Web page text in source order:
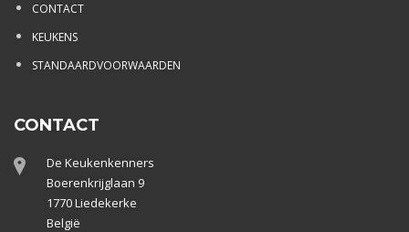
CONTACT
KEUKENS
STANDAARDVOORWAARDEN
CONTACT
De Keukenkenners
Boerenkrijglaan 9
1770 Liedekerke
België